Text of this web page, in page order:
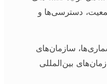
دسترسی‌ها و
سازمان‌های
بین‌المللی